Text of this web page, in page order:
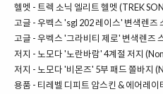
헬멧 - 트렉 소닉 엘리트 헬멧 (TREK
고글 - 우벡스 'sgl 202 레이스' 변색렌즈
고글 -우벡스 '그라비티 제로' 변색렌즈
저지 - 노모다 '노란바람' 4계절 저지
저지 - 노모다 '비몬즈' 5부 패드 쫄바지
용품 - 티레벨 디피트 암스킨 & 에어레